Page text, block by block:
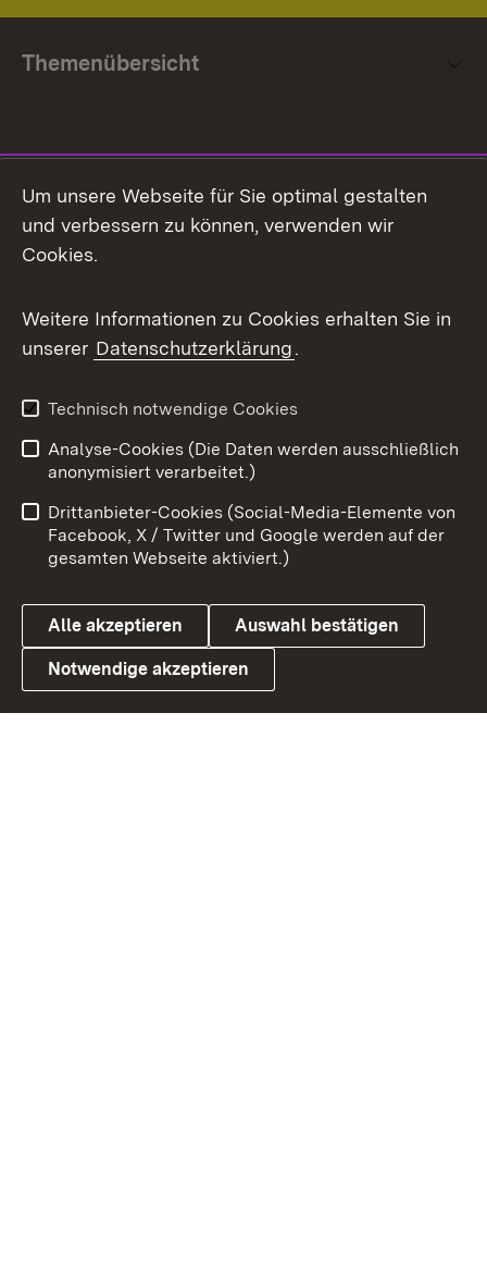
Themenübersicht
Facebook
X / Twitter
Youtube
Link zum Landesportal
Impressum
Kontakt
Barrierefreiheit
Datenschutz
Cookies
Um unsere Webseite für Sie optimal gestalten
und verbessern zu können, verwenden wir
Cookies.
Weitere Informationen zu Cookies erhalten Sie in
unserer Datenschutzerklärung.
Technisch notwendige Cookies
Analyse-Cookies (Die Daten werden ausschließlich
anonymisiert verarbeitet.)
Drittanbieter-Cookies (Social-Media-Elemente von
Facebook, X / Twitter und Google werden auf der
gesamten Webseite aktiviert.)
Alle akzeptieren Auswahl bestätigen
Notwendige akzeptieren